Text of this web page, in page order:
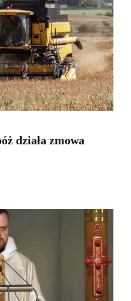
działa zmowa